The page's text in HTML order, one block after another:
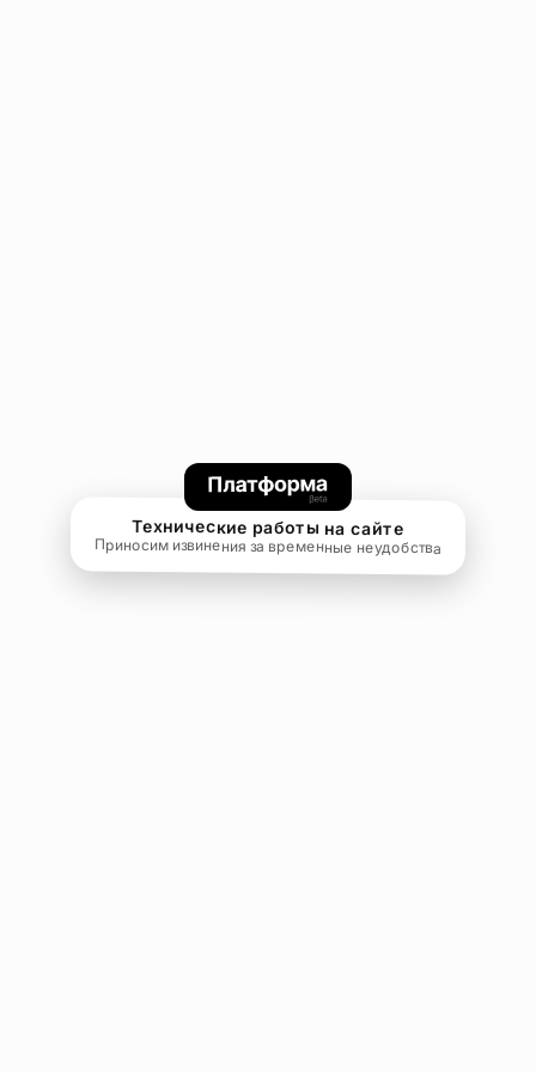
Технические работы на сайте
Приносим извинения за временные неудобства